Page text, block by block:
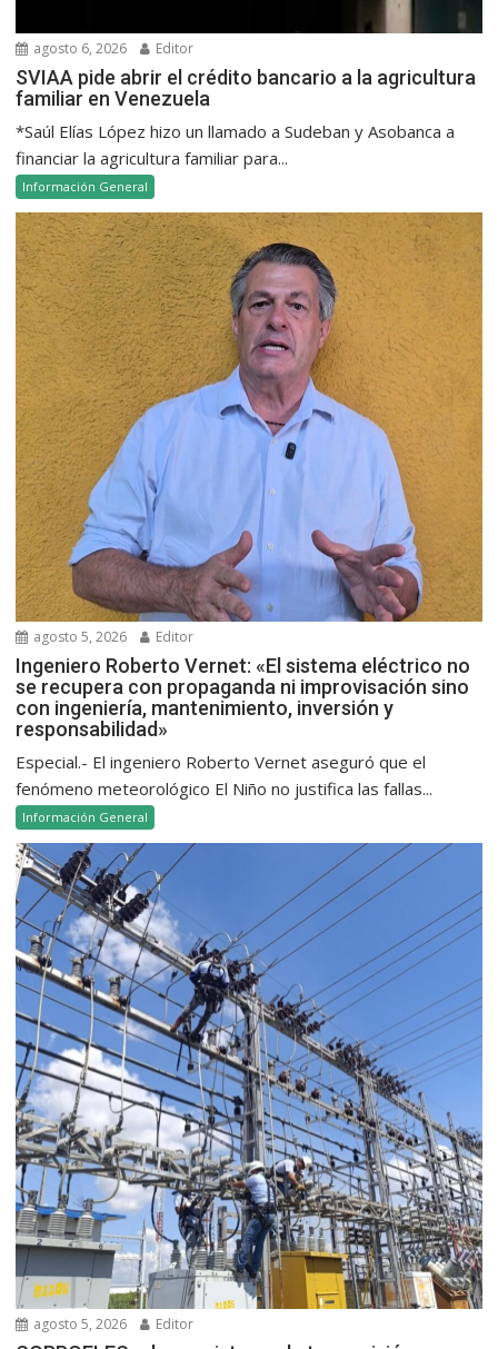
agosto 6, 2026 Editor
SVIAA pide abrir el crédito bancario a la agricultura
familiar en Venezuela
*Saúl Elías López hizo un llamado a Sudeban y Asobanca a
financiar la agricultura familiar para...
Información General
agosto 5, 2026 Editor
Ingeniero Roberto Vernet: «El sistema eléctrico no
se recupera con propaganda ni improvisación sino
con ingeniería, mantenimiento, inversión y
responsabilidad»
Especial.- El ingeniero Roberto Vernet aseguró que el
fenómeno meteorológico El Niño no justifica las fallas...
Información General
agosto 5, 2026 Editor